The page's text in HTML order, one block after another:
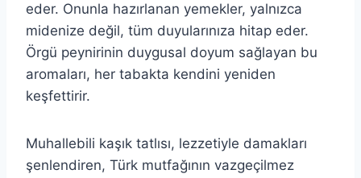
eder. Onunla hazırlanan yemekler, yalnızca
midenize değil, tüm duyularınıza hitap eder.
Örgü peynirinin duygusal doyum sağlayan bu
aromaları, her tabakta kendini yeniden
keşfettirir.
Muhallebili kaşık tatlısı, lezzetiyle damakları
şenlendiren, Türk mutfağının vazgeçilmez